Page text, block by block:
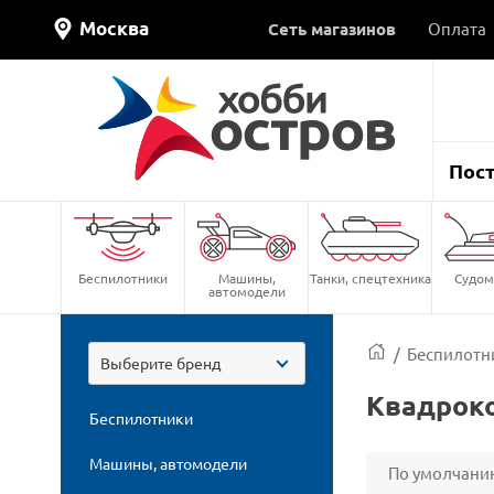
Москва Сеть магазинов Оплата
Беспилотники Машины,
автомодели
Танки, спецтехника
Выберите бренд
Беспилотники
Машины, автомодели
/
По